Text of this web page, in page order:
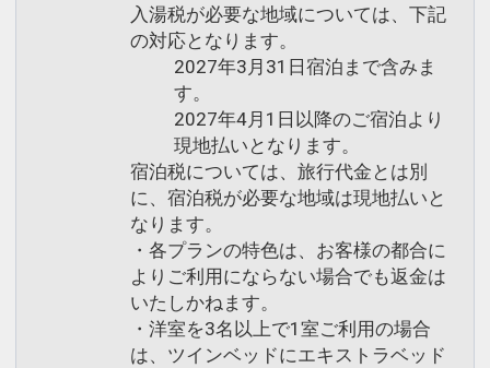
入湯税が必要な地域については、下記
の対応となります。
2027年3月31日宿泊まで含みま
す。
2027年4月1日以降のご宿泊より
現地払いとなります。
宿泊税については、旅行代金とは別
に、宿泊税が必要な地域は現地払いと
なります。
・各プランの特色は、お客様の都合に
よりご利用にならない場合でも返金は
いたしかねます。
・洋室を3名以上で1室ご利用の場合
は、ツインベッドにエキストラベッド